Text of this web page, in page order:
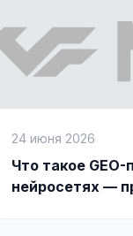
24 июня 2026
Что такое
нейросетях —